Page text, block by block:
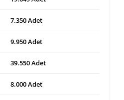
7.350 Adet
9.950 Adet
39.550 Adet
8.000 Adet